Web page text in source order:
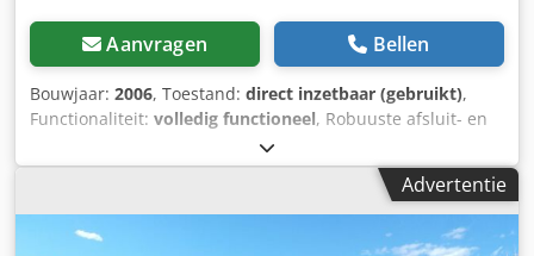
Aanvragen Bellen
Bouwjaar: 2006, Toestand: direct inzetbaar (gebruikt),
Functionaliteit: volledig functioneel, Robuuste afsluit- en
terugslagkleppen in diverse uitvoeringen – ideaal voor
industriële toepassingen in de water-, lucht- en
transporttechniek. De hoogwaardige appendages
overtuigen door hun stabiele constructie, betrouwbare
afdichting en eenvoudige bediening. Perfect geschikt voor
Advertentie